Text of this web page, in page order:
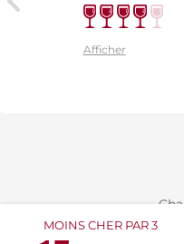
MOINS CHER PAR 3
Afficher